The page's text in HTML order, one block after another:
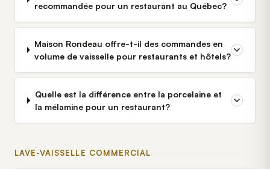
recommandée pour un restaurant au Québec?
Maison Rondeau offre-t-il des commandes en
volume de vaisselle pour restaurants et hôtels?
Quelle est la différence entre la porcelaine et
la mélamine pour un restaurant?
LAVE-VAISSELLE COMMERCIAL